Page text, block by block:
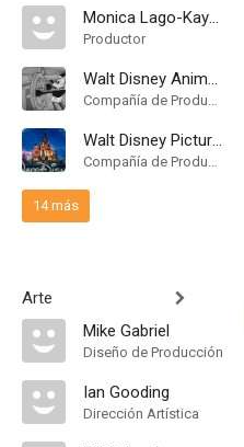
Monica Lago-Kaytis
Productor
Walt Disney Animation Studios
Compañía de Produccion
Walt Disney Pictures
Compañía de Produccion
14 más
Arte
Mike Gabriel
Diseño de Producción
Ian Gooding
Dirección Artística